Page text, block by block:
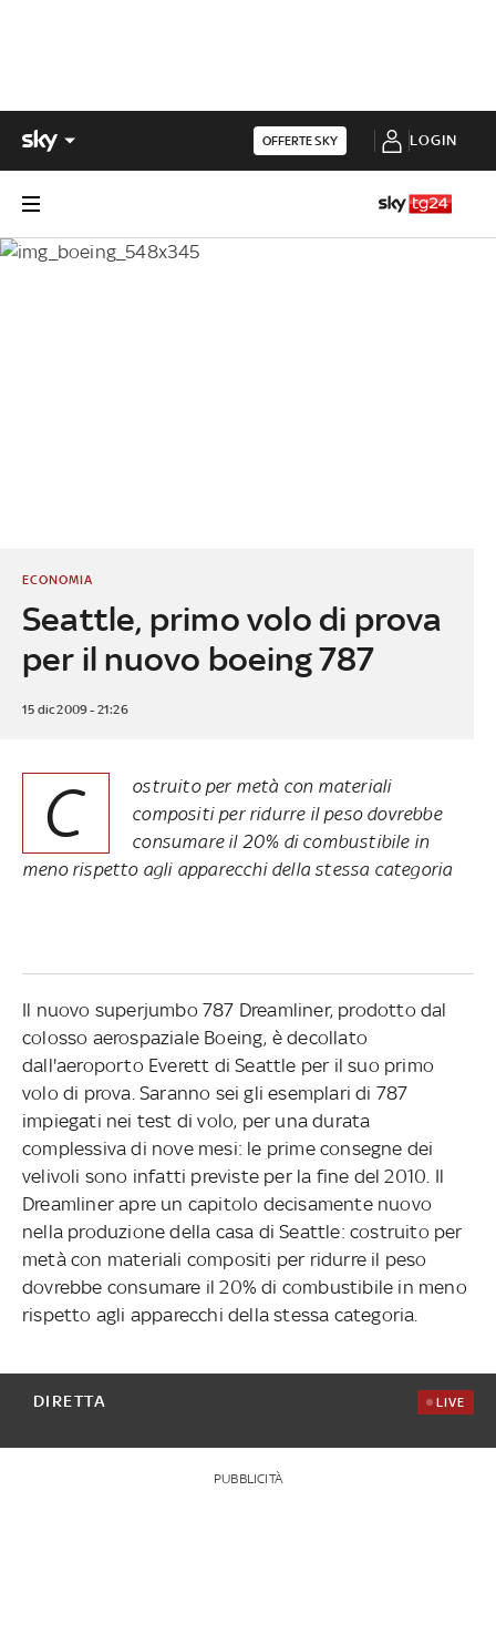
OFFERTE SKY LOGIN
Seattle, primo volo di prova
per il nuovo boeing 787
ECONOMIA
15 dic 2009 - 21:26
C
ostruito per metà con materiali
compositi per ridurre il peso dovrebbe
consumare il 20% di combustibile in
meno rispetto agli apparecchi della stessa categoria
Il nuovo superjumbo 787 Dreamliner, prodotto dal
colosso aerospaziale Boeing, è decollato
dall'aeroporto Everett di Seattle per il suo primo
volo di prova. Saranno sei gli esemplari di 787
impiegati nei test di volo, per una durata
complessiva di nove mesi: le prime consegne dei
velivoli sono infatti previste per la fine del 2010. Il
Dreamliner apre un capitolo decisamente nuovo
nella produzione della casa di Seattle: costruito per
metà con materiali compositi per ridurre il peso
dovrebbe consumare il 20% di combustibile in meno
rispetto agli apparecchi della stessa categoria.
DIRETTA LIVE
PUBBLICITÀ